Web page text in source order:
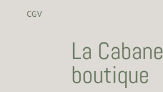
CGV
La Cabane
boutique